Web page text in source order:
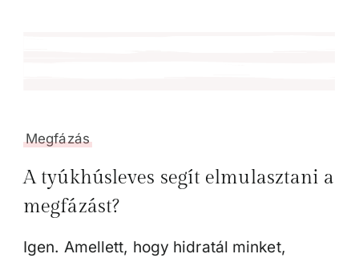
Megfázás
A tyúkhúsleves segít elmulasztani a
megfázást?
Igen. Amellett, hogy hidratál minket,